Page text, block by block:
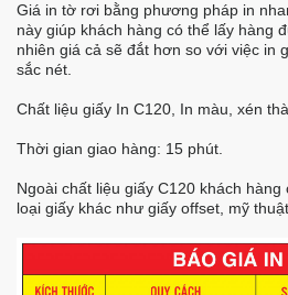
Giá in tờ rơi bằng phương pháp in
này giúp khách hàng có thể lấy hàng
nhiên giá cả sẽ đắt hơn so với việc in
sắc nét.
Chất liệu giấy In C120, In màu, xén
Thời gian giao hàng: 15 phút.
Ngoài chất liệu giấy C120 khách
loại giấy khác như giấy offset, mỹ